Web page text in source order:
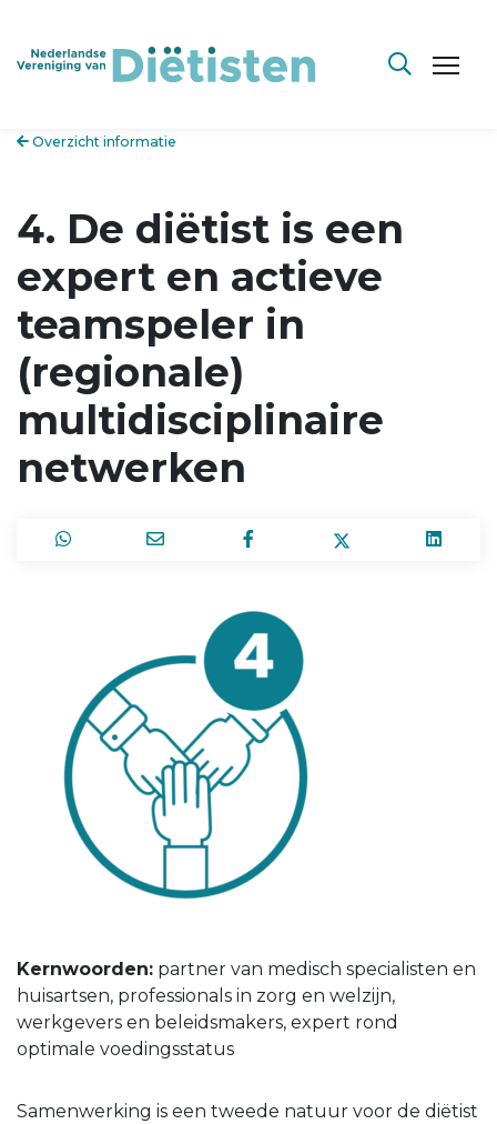
Overzicht informatie
4. De diëtist is een
expert en actieve
teamspeler in
(regionale)
multidisciplinaire
netwerken
Kernwoorden: partner van medisch specialisten en
huisartsen, professionals in zorg en welzijn,
werkgevers en beleidsmakers, expert rond
optimale voedingsstatus
Samenwerking is een tweede natuur voor de diëtist